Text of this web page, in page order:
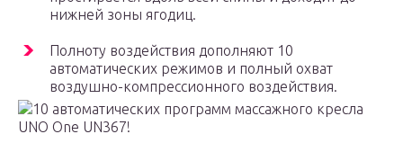
нижней зоны ягодиц.
Полноту воздействия дополняют 10
автоматических режимов и полный охват
воздушно-компрессионного воздействия.
10 автоматических программ массажного кресла
UNO One UN367!